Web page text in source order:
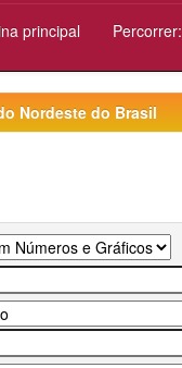
principal Percorrer:
Nordeste do Brasil